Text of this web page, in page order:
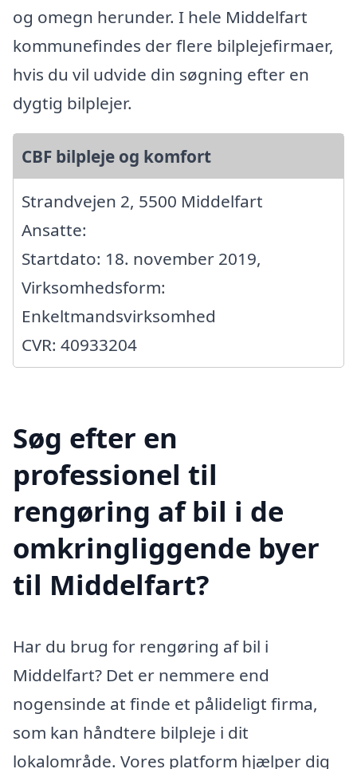
og omegn herunder. I hele Middelfart
kommunefindes der flere bilplejefirmaer,
hvis du vil udvide din søgning efter en
dygtig bilplejer.
CBF bilpleje og komfort
Strandvejen 2, 5500 Middelfart
Ansatte:
Startdato: 18. november 2019,
Virksomhedsform:
Enkeltmandsvirksomhed
CVR: 40933204
Søg efter en
professionel til
rengøring af bil i de
omkringliggende byer
til Middelfart?
Har du brug for rengøring af bil i
Middelfart? Det er nemmere end
nogensinde at finde et pålideligt firma,
som kan håndtere bilpleje i dit
lokalområde. Vores platform hjælper dig